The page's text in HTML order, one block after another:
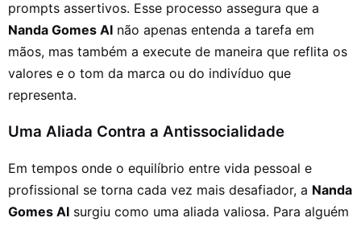
prompts assertivos. Esse processo assegura que a
Nanda Gomes AI não apenas entenda a tarefa em
mãos, mas também a execute de maneira que reflita os
valores e o tom da marca ou do indivíduo que
representa.
Uma Aliada Contra a Antissocialidade
Em tempos onde o equilíbrio entre vida pessoal e
profissional se torna cada vez mais desafiador, a Nanda
Gomes AI surgiu como uma aliada valiosa. Para alguém